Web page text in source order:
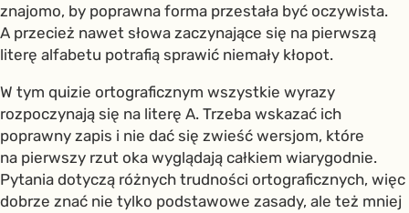
znajomo, by poprawna forma przestała być oczywista.
A przecież nawet słowa zaczynające się na pierwszą
literę alfabetu potrafią sprawić niemały kłopot.
W tym quizie ortograficznym wszystkie wyrazy
rozpoczynają się na literę A. Trzeba wskazać ich
poprawny zapis i nie dać się zwieść wersjom, które
na pierwszy rzut oka wyglądają całkiem wiarygodnie.
Pytania dotyczą różnych trudności ortograficznych, więc
dobrze znać nie tylko podstawowe zasady, ale też mniej